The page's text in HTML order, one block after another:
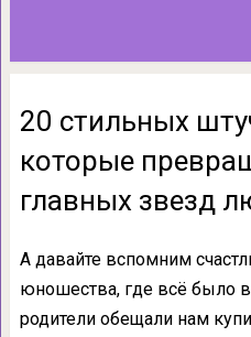
20 стильных
которые
главных звезд
А давайте вспомним
юношества, где всё было
родители обещали нам